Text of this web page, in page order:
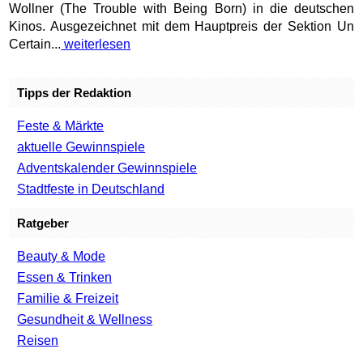
Wollner (The Trouble with Being Born) in die deutschen
Kinos. Ausgezeichnet mit dem Hauptpreis der Sektion Un
Certain... weiterlesen
Tipps der Redaktion
Feste & Märkte
aktuelle Gewinnspiele
Adventskalender Gewinnspiele
Stadtfeste in Deutschland
Ratgeber
Beauty & Mode
Essen & Trinken
Familie & Freizeit
Gesundheit & Wellness
Reisen